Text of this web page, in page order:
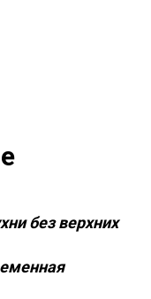
без верхних